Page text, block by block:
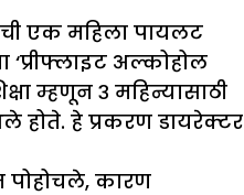
एक महिला पायलट
अल्कोहोल
म्हणून ३ महिन्यासाठी
होते. हे प्रकरण डायरेक्टर
पोहोचले, कारण